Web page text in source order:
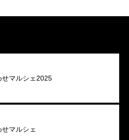
せマルシェ2025
せマルシェ